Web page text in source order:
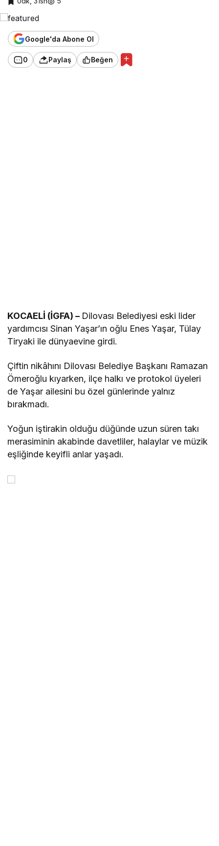
Google'da Abone Ol
0 Paylaş Beğen
KOCAELİ (İGFA) – Dilovası Belediyesi eski lider
yardımcısı Sinan Yaşar’ın oğlu Enes Yaşar, Tülay
Tiryaki ile dünyaevine girdi.
Çiftin nikâhını Dilovası Belediye Başkanı Ramazan
Ömeroğlu kıyarken, ilçe halkı ve protokol üyeleri
de Yaşar ailesini bu özel günlerinde yalnız
bırakmadı.
Yoğun iştirakin olduğu düğünde uzun süren takı
merasiminin akabinde davetliler, halaylar ve müzik
eşliğinde keyifli anlar yaşadı.